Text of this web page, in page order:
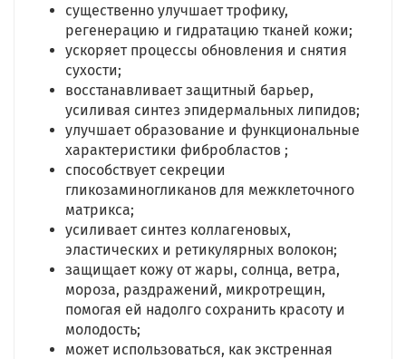
существенно улучшает трофику,
регенерацию и гидратацию тканей кожи;
ускоряет процессы обновления и снятия
сухости;
восстанавливает защитный барьер,
усиливая синтез эпидермальных липидов;
улучшает образование и функциональные
характеристики фибробластов ;
способствует секреции
гликозаминогликанов для межклеточного
матрикса;
усиливает синтез коллагеновых,
эластических и ретикулярных волокон;
защищает кожу от жары, солнца, ветра,
мороза, раздражений, микротрещин,
помогая ей надолго сохранить красоту и
молодость;
может использоваться, как экстренная